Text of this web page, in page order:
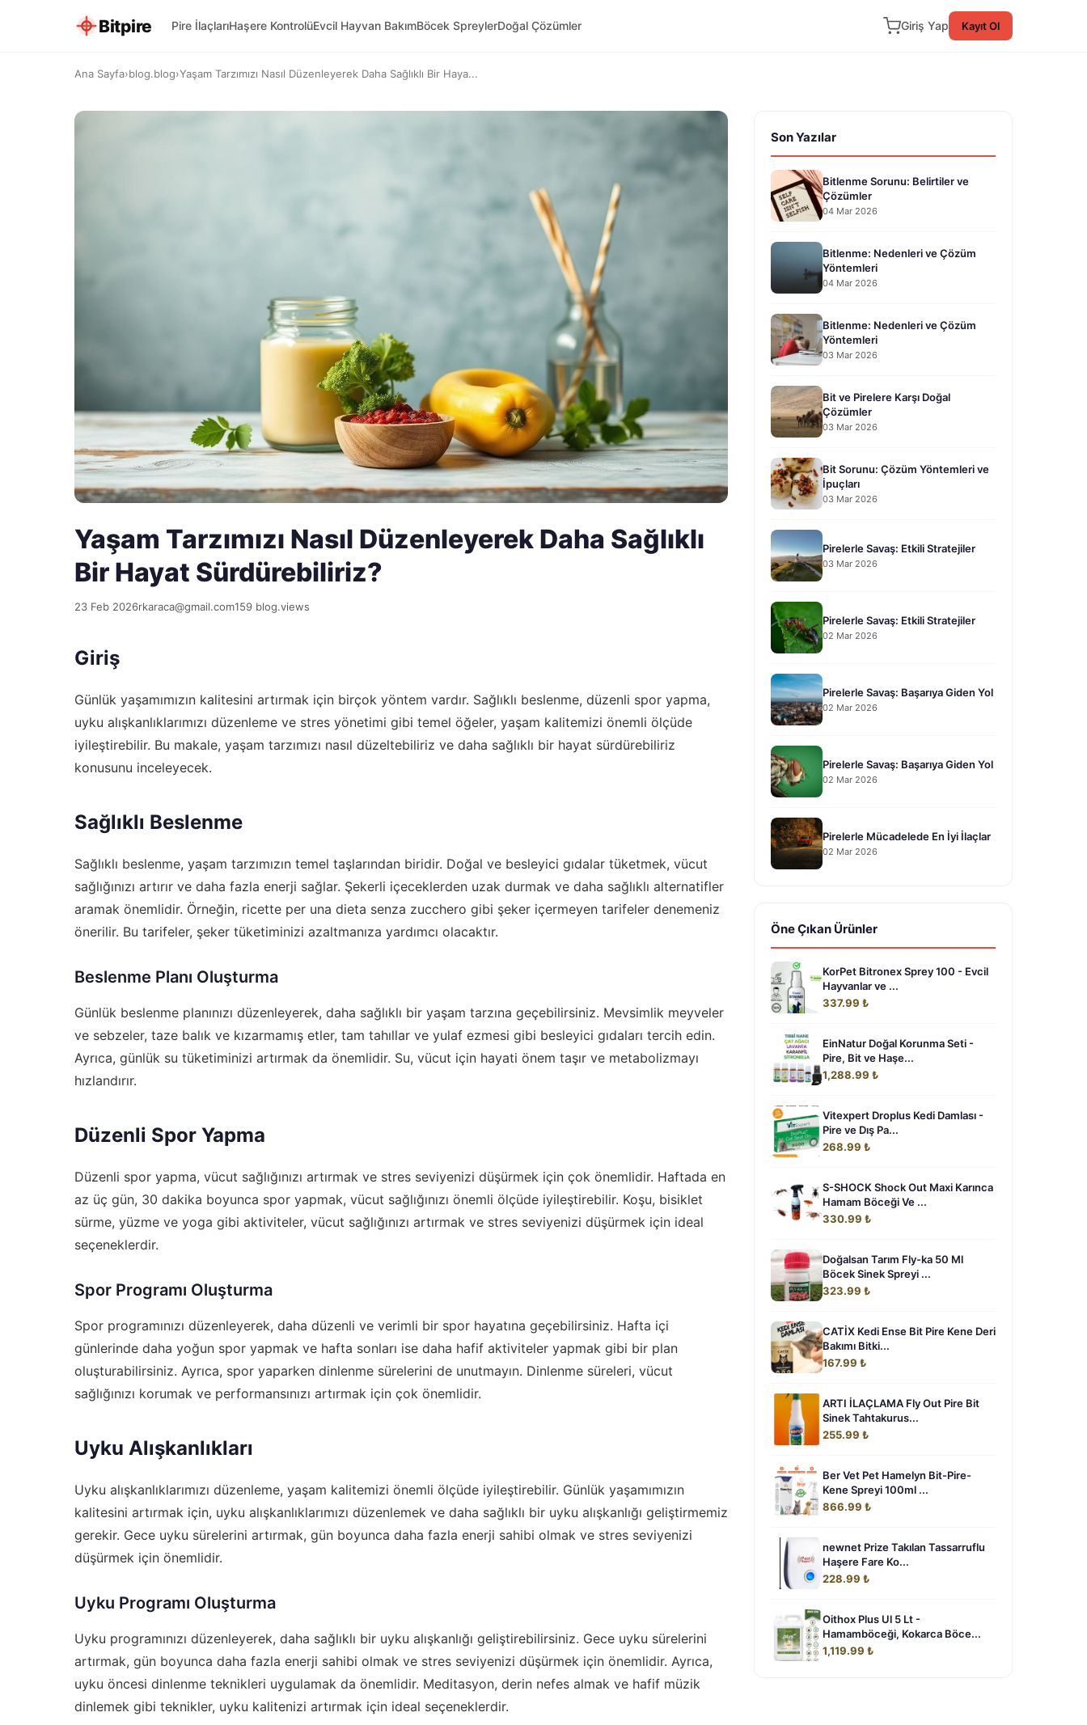
Bitpire Pire İlaçlarıHaşere KontrolüEvcil Hayvan BakımBöcek SpreylerDoğal Çözümler Giriş Yap Kayıt Ol
Ana Sayfa›blog.blog›Yaşam Tarzımızı Nasıl Düzenleyerek Daha Sağlıklı Bir Haya...
Yaşam Tarzımızı Nasıl Düzenleyerek Daha Sağlıklı
Bir Hayat Sürdürebiliriz?
23 Feb 2026rkaraca@gmail.com159 blog.views
Giriş
Günlük yaşamımızın kalitesini artırmak için birçok yöntem vardır. Sağlıklı beslenme, düzenli spor yapma,
uyku alışkanlıklarımızı düzenleme ve stres yönetimi gibi temel öğeler, yaşam kalitemizi önemli ölçüde
iyileştirebilir. Bu makale, yaşam tarzımızı nasıl düzeltebiliriz ve daha sağlıklı bir hayat sürdürebiliriz
konusunu inceleyecek.
Sağlıklı Beslenme
Sağlıklı beslenme, yaşam tarzımızın temel taşlarından biridir. Doğal ve besleyici gıdalar tüketmek, vücut
sağlığınızı artırır ve daha fazla enerji sağlar. Şekerli içeceklerden uzak durmak ve daha sağlıklı alternatifler
aramak önemlidir. Örneğin, ricette per una dieta senza zucchero gibi şeker içermeyen tarifeler denemeniz
önerilir. Bu tarifeler, şeker tüketiminizi azaltmanıza yardımcı olacaktır.
Beslenme Planı Oluşturma
Günlük beslenme planınızı düzenleyerek, daha sağlıklı bir yaşam tarzına geçebilirsiniz. Mevsimlik meyveler
ve sebzeler, taze balık ve kızarmamış etler, tam tahıllar ve yulaf ezmesi gibi besleyici gıdaları tercih edin.
Ayrıca, günlük su tüketiminizi artırmak da önemlidir. Su, vücut için hayati önem taşır ve metabolizmayı
hızlandırır.
Düzenli Spor Yapma
Düzenli spor yapma, vücut sağlığınızı artırmak ve stres seviyenizi düşürmek için çok önemlidir. Haftada en
az üç gün, 30 dakika boyunca spor yapmak, vücut sağlığınızı önemli ölçüde iyileştirebilir. Koşu, bisiklet
sürme, yüzme ve yoga gibi aktiviteler, vücut sağlığınızı artırmak ve stres seviyenizi düşürmek için ideal
seçeneklerdir.
Spor Programı Oluşturma
Spor programınızı düzenleyerek, daha düzenli ve verimli bir spor hayatına geçebilirsiniz. Hafta içi
günlerinde daha yoğun spor yapmak ve hafta sonları ise daha hafif aktiviteler yapmak gibi bir plan
oluşturabilirsiniz. Ayrıca, spor yaparken dinlenme sürelerini de unutmayın. Dinlenme süreleri, vücut
sağlığınızı korumak ve performansınızı artırmak için çok önemlidir.
Uyku Alışkanlıkları
Uyku alışkanlıklarımızı düzenleme, yaşam kalitemizi önemli ölçüde iyileştirebilir. Günlük yaşamımızın
kalitesini artırmak için, uyku alışkanlıklarımızı düzenlemek ve daha sağlıklı bir uyku alışkanlığı geliştirmemiz
gerekir. Gece uyku sürelerini artırmak, gün boyunca daha fazla enerji sahibi olmak ve stres seviyenizi
düşürmek için önemlidir.
Uyku Programı Oluşturma
Uyku programınızı düzenleyerek, daha sağlıklı bir uyku alışkanlığı geliştirebilirsiniz. Gece uyku sürelerini
artırmak, gün boyunca daha fazla enerji sahibi olmak ve stres seviyenizi düşürmek için önemlidir. Ayrıca,
uyku öncesi dinlenme teknikleri uygulamak da önemlidir. Meditasyon, derin nefes almak ve hafif müzik
dinlemek gibi teknikler, uyku kalitenizi artırmak için ideal seçeneklerdir.
Son Yazılar
Bitlenme Sorunu: Belirtiler ve
Çözümler
04 Mar 2026
Bitlenme: Nedenleri ve Çözüm
Yöntemleri
04 Mar 2026
Bitlenme: Nedenleri ve Çözüm
Yöntemleri
03 Mar 2026
Bit ve Pirelere Karşı Doğal
Çözümler
03 Mar 2026
Bit Sorunu: Çözüm Yöntemleri ve
İpuçları
03 Mar 2026
Pirelerle Savaş: Etkili Stratejiler
03 Mar 2026
Pirelerle Savaş: Etkili Stratejiler
02 Mar 2026
Pirelerle Savaş: Başarıya Giden Yol
02 Mar 2026
Pirelerle Savaş: Başarıya Giden Yol
02 Mar 2026
Pirelerle Mücadelede En İyi İlaçlar
02 Mar 2026
Öne Çıkan Ürünler
KorPet Bitronex Sprey 100 - Evcil
Hayvanlar ve ...
337.99 ₺
EinNatur Doğal Korunma Seti -
Pire, Bit ve Haşe...
1,288.99 ₺
Vitexpert Droplus Kedi Damlası -
Pire ve Dış Pa...
268.99 ₺
S-SHOCK Shock Out Maxi Karınca
Hamam Böceği Ve ...
330.99 ₺
Doğalsan Tarım Fly-ka 50 Ml
Böcek Sinek Spreyi ...
323.99 ₺
CATİX Kedi Ense Bit Pire Kene Deri
Bakımı Bitki...
167.99 ₺
ARTI İLAÇLAMA Fly Out Pire Bit
Sinek Tahtakurus...
255.99 ₺
Ber Vet Pet Hamelyn Bit-Pire-
Kene Spreyi 100ml ...
866.99 ₺
newnet Prize Takılan Tassarruflu
Haşere Fare Ko...
228.99 ₺
Oithox Plus Ul 5 Lt -
Hamamböceği, Kokarca Böce...
1,119.99 ₺